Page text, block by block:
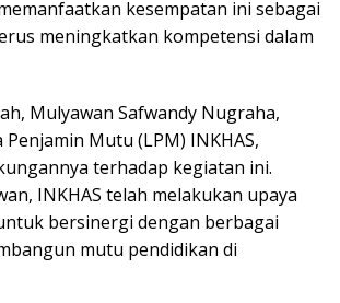
kesempatan ini sebagai
meningkatkan kompetensi dalam
Mulyawan Safwandy Nugraha,
Penjamin Mutu (LPM) INKHAS,
terhadap kegiatan ini.
INKHAS telah melakukan upaya
bersinergi dengan berbagai
mutu pendidikan di